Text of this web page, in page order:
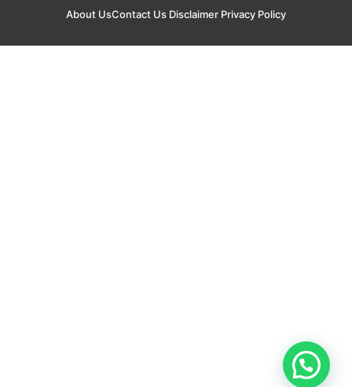
About UsContact Us Disclaimer Privacy Policy